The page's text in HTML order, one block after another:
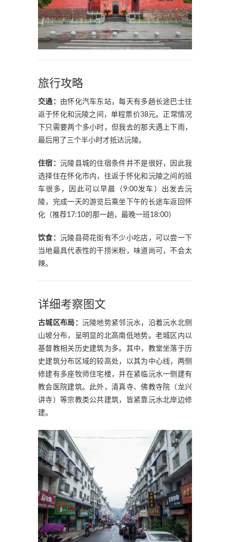
旅行攻略
交通： 由怀化汽车东站，每天有多趟长途巴士往
返于怀化和沅陵之间，单程票价38元。正常情况
下只需要两个多小时，但我去的那天遇上下雨，
最后用了三个半小时才抵达沅陵。
住宿： 沅陵县城的住宿条件并不是很好，因此我
选择住在怀化市内，往返于怀化和沅陵之间的班
车很多，因此可以早晨（9:00发车）出发去沅
陵，完成一天的游览后乘坐下午的长途车返回怀
化（推荐17:10的那一趟，最晚一班18:00）
饮食： 沅陵县荷花街有不少小吃店，可以尝一下
当地最具代表性的干捞米粉，味道尚可，不会太
辣。
详细考察图文
古城区布局： 沅陵地势紧邻沅水，沿着沅水北侧
山坡分布，呈明显的北高南低地势。老城区内以
基督教相关历史建筑为多。其中，教堂坐落于历
史建筑分布区域的较高处，以其为中心线，两侧
修建有多座牧师住宅楼，并在紧临沅水一侧建有
教会医院建筑。此外，清真寺、佛教寺院（龙兴
讲寺）等宗教类公共建筑，皆紧靠沅水北岸边修
建。